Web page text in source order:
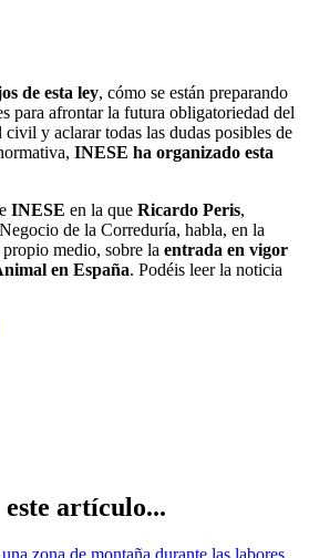
de esta ley, cómo se están preparando
para afrontar la futura obligatoriedad del
civil y aclarar todas las dudas posibles de
INESE ha organizado esta
INESE en la que Ricardo Peris,
de la Correduría, habla, en la
medio, sobre la entrada en vigor
en España. Podéis leer la noticia
este artículo...